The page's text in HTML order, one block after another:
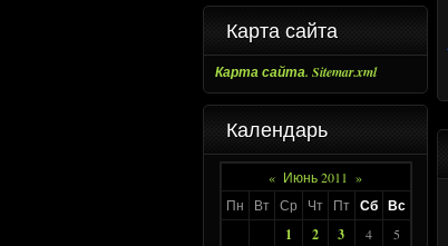
Карта сайта
Карта сайта. Sitemar.xml
Календарь
« Июнь 2011 »
Пн
Вт Ср Чт Пт Сб Вс
1
2 3 4 5